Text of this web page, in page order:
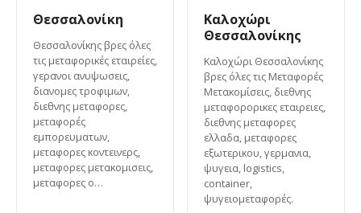
Θεσσαλονίκη
Θεσσαλονίκης βρες όλες
τις μεταφορικές εταιρείες,
γερανοι ανυψωσεις,
διανομες τροφιμων,
διεθνης μεταφορες,
μεταφορές
εμπορευματων,
μεταφορες κοντεινερς,
μεταφορες μετακομισεις,
μεταφορες ο…
Καλοχώρι
Θεσσαλονίκης
Καλοχώρι Θεσσαλονίκης
βρες όλες τις Μεταφορές
Μετακομίσεις, διεθνης
μεταφορορικες εταιρειες,
διεθνης μεταφορες
ελλαδα, μεταφορες
εξωτερικου, γερμανια,
ψυγεια, logistics,
container,
ψυγειομεταφορές.